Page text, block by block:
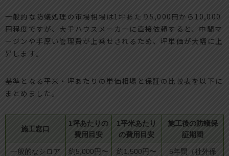
一般的な防蟻処理の市場相場は1坪あたり5,000円から10,000
円程度ですが、大手ハウスメーカーに直接依頼すると、中間マ
ージンや手厚い管理費が上乗せされるため、坪単価が大幅に上
昇します。
基準となる平米・坪あたりの単価相場と保証の比較表を以下に
まとめました。
施工窓口
1坪あたりの
費用目安
1平米あたり
の費用目安
施工後の防蟻保
証期間
一般的なシロア
約5,000円〜
約1,500円〜
5年間（社外保